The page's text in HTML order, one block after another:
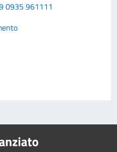
0935 961111